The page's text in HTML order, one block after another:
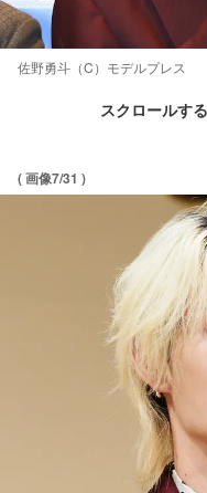
佐野勇斗（C）モデルプレス
スクロールす
( 画像7/31 )